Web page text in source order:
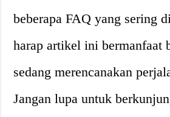
beberapa FAQ yang sering
harap artikel ini bermanfaat
sedang merencanakan
Jangan lupa untuk